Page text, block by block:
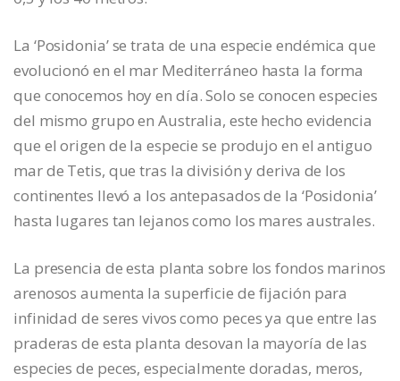
La ‘Posidonia’ se trata de una especie endémica que
evolucionó en el mar Mediterráneo hasta la forma
que conocemos hoy en día. Solo se conocen especies
del mismo grupo en Australia, este hecho evidencia
que el origen de la especie se produjo en el antiguo
mar de Tetis, que tras la división y deriva de los
continentes llevó a los antepasados de la ‘Posidonia’
hasta lugares tan lejanos como los mares australes.
La presencia de esta planta sobre los fondos marinos
arenosos aumenta la superficie de fijación para
infinidad de seres vivos como peces ya que entre las
praderas de esta planta desovan la mayoría de las
especies de peces, especialmente doradas, meros,